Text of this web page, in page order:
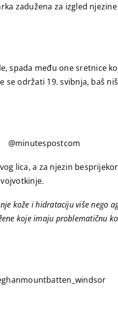
zadužena za izgled
spada među one sretnice
se održati 19. svibnja, baš
@minutespostcom
lica, a za njezin
kože i hidrataciju više nego
koje imaju problematičnu